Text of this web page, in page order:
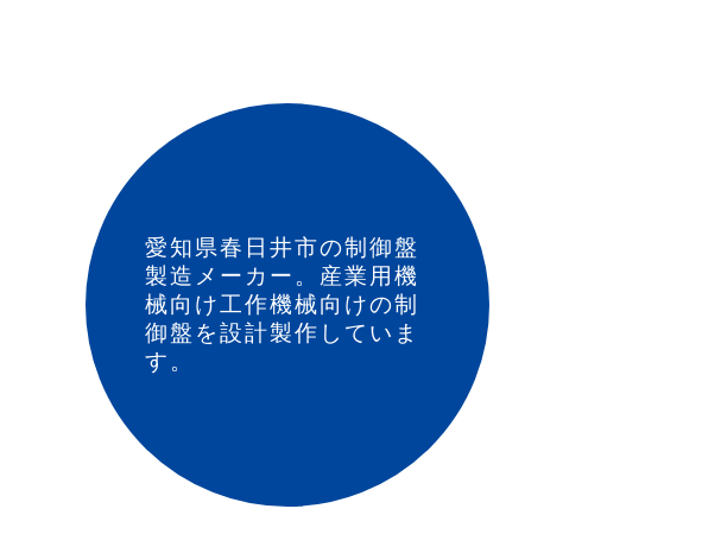
愛知県春日井市の制御盤
製造メーカー。産業用機
械向け工作機械向けの制
御盤を設計製作していま
す。